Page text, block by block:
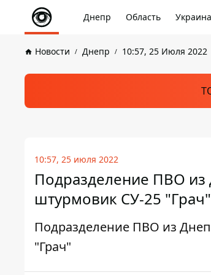
Днепр Область Украина
Новости Днепр 10:57, 25 Июля 2022
10:57, 25 июля 2022
Подразделение ПВО из
штурмовик СУ-25 "Грач"
Подразделение ПВО из
"Грач"